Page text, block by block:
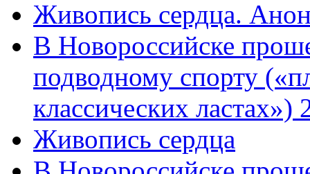
Живопись сердца.
В Новороссийске
подводному спорту
классических
Живопись сердца